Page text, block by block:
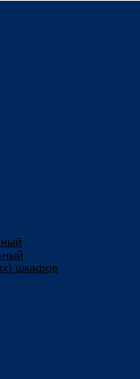
шкафов